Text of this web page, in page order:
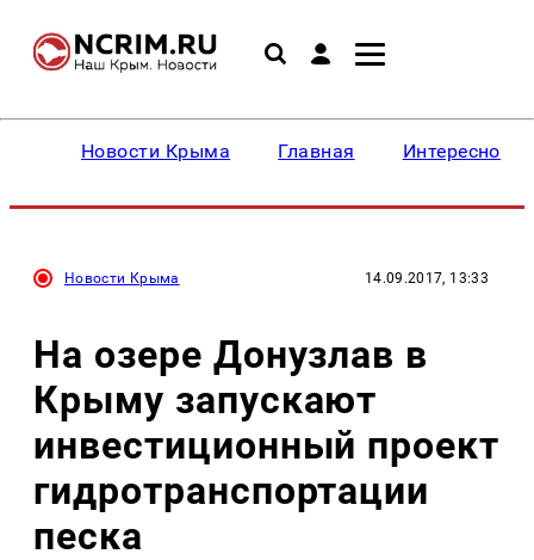
Новости Крыма Главная Интересное
Новости Крыма 14.09.2017, 13:33
На озере Донузлав в
Крыму запускают
инвестиционный проект
гидротранспортации
песка